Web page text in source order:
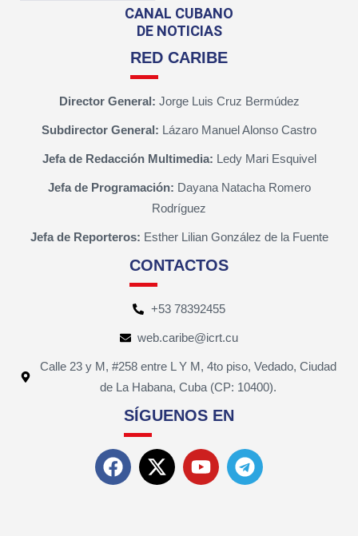
CANAL CUBANO
DE NOTICIAS
RED CARIBE
Director General: Jorge Luis Cruz Bermúdez
Subdirector General: Lázaro Manuel Alonso Castro
Jefa de Redacción Multimedia: Ledy Mari Esquivel
Jefa de Programación: Dayana Natacha Romero
Rodríguez
Jefa de Reporteros: Esther Lilian González de la Fuente
CONTACTOS
+53 78392455
web.caribe@icrt.cu
Calle 23 y M, #258 entre L Y M, 4to piso, Vedado, Ciudad
de La Habana, Cuba (CP: 10400).
SÍGUENOS EN